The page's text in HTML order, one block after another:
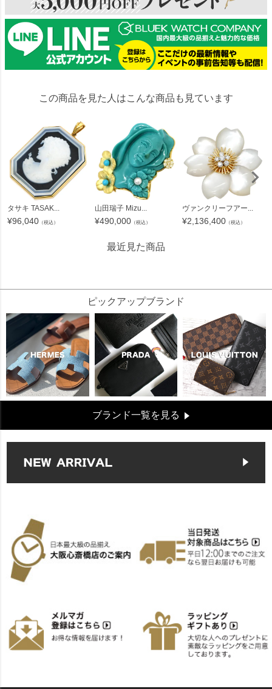
この商品を見た人はこんな商品も見ています
タサキ TASAK...
¥96,040 （税込）
山田瑞子 Mizu...
¥490,000 （税込）
ヴァンクリーフアー...
¥2,136,400 （税込）
最近見た商品
ピックアップブランド
ブランド一覧を見る